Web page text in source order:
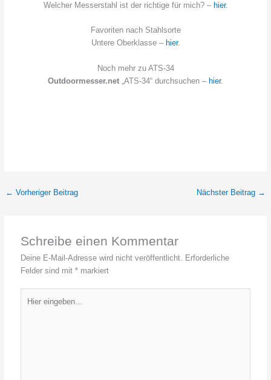
Welcher Messerstahl ist der richtige für mich? – hier.
Favoriten nach Stahlsorte
Untere Oberklasse – hier.
Noch mehr zu ATS-34
Outdoormesser.net „ATS-34“ durchsuchen – hier.
← Vorheriger Beitrag Nächster Beitrag →
Schreibe einen Kommentar
Deine E-Mail-Adresse wird nicht veröffentlicht. Erforderliche
Felder sind mit* markiert
eingeben…